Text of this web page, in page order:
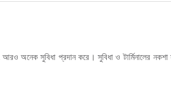
আরও অনেক সুবিধা প্রদান করে। সুবিধা ও টার্মিনালের